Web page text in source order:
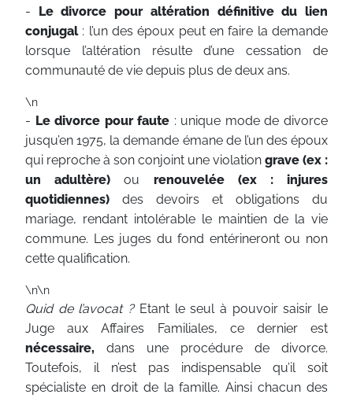
- Le divorce pour altération définitive du lien
conjugal: l’un des époux peut en faire la demande
lorsque l’altération résulte d’une cessation de
communauté de vie depuis plus de deux ans.
\n
- Le divorce pour faute : unique mode de divorce
jusqu’en 1975, la demande émane de l’un des époux
qui reproche à son conjoint une violation grave (ex :
un adultère)
ou
renouvelée (ex : injures
quotidiennes) des devoirs et obligations du
mariage, rendant intolérable le maintien de la vie
commune. Les juges du fond entérineront ou non
cette qualification.
\n\n
Quid de l’avocat ?Etant le seul à pouvoir saisir le
Juge aux Affaires Familiales, ce dernier est
nécessaire, dans une procédure de divorce.
Toutefois, il n’est pas indispensable qu’il soit
spécialiste en droit de la famille. Ainsi chacun des